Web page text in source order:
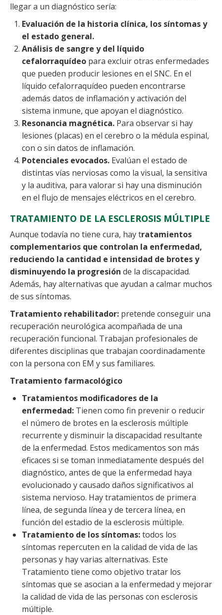
llegar a un diagnóstico sería:
Evaluación de la historia clínica, los síntomas y
el estado general.
Análisis de sangre y del líquido
cefalorraquídeo para excluir otras enfermedades
que pueden producir lesiones en el SNC. En el
líquido cefalorraquídeo pueden encontrarse
además datos de inflamación y activación del
sistema inmune, que apoyan el diagnóstico.
Resonancia magnética. Para observar si hay
lesiones (placas) en el cerebro o la médula espinal,
con o sin datos de inflamación.
Potenciales evocados. Evalúan el estado de
distintas vías nerviosas como la visual, la sensitiva
y la auditiva, para valorar si hay una disminución
en el flujo de mensajes eléctricos en el cerebro.
TRATAMIENTO DE LA ESCLEROSIS MÚLTIPLE
Aunque todavía no tiene cura, hay tratamientos
complementarios que controlan la enfermedad,
reduciendo la cantidad e intensidad de brotes y
disminuyendo la progresión de la discapacidad.
Además, hay alternativas que ayudan a calmar muchos
de sus síntomas.
Tratamiento rehabilitador: pretende conseguir una
recuperación neurológica acompañada de una
recuperación funcional. Trabajan profesionales de
diferentes disciplinas que trabajan coordinadamente
con la persona con EM y sus familiares.
Tratamiento farmacológico
Tratamientos modificadores de la
enfermedad: Tienen como fin prevenir o reducir
el número de brotes en la esclerosis múltiple
recurrente y disminuir la discapacidad resultante
de la enfermedad. Estos medicamentos son más
eficaces si se toman inmediatamente después del
diagnóstico, antes de que la enfermedad haya
evolucionado y causado daños significativos al
sistema nervioso. Hay tratamientos de primera
línea, de segunda línea y de tercera línea, en
función del estadio de la esclerosis múltiple.
Tratamiento de los síntomas:todos los
síntomas repercuten en la calidad de vida de las
personas y hay varias alternativas. Este
Tratamiento tiene como objetivo tratar los
síntomas que se asocian a la enfermedad y mejorar
la calidad de vida de las personas con esclerosis
múltiple.